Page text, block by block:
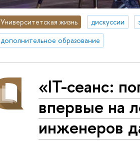
Университетская жизнь дискуссии
дополнительное образование
«IT-сеанс:
впервые на
инженеров